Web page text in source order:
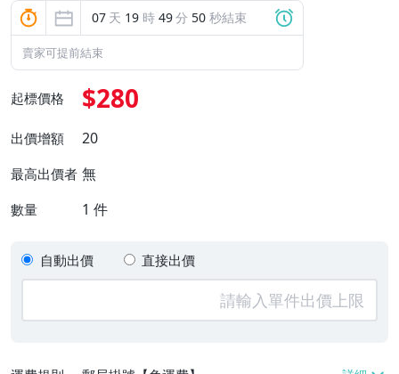
07 天 19 時 49分 49 秒結束
賣家可提前結束
起標價格 $280
出價增額 20
最高出價者 無
數量 1 件
自動出價 直接出價